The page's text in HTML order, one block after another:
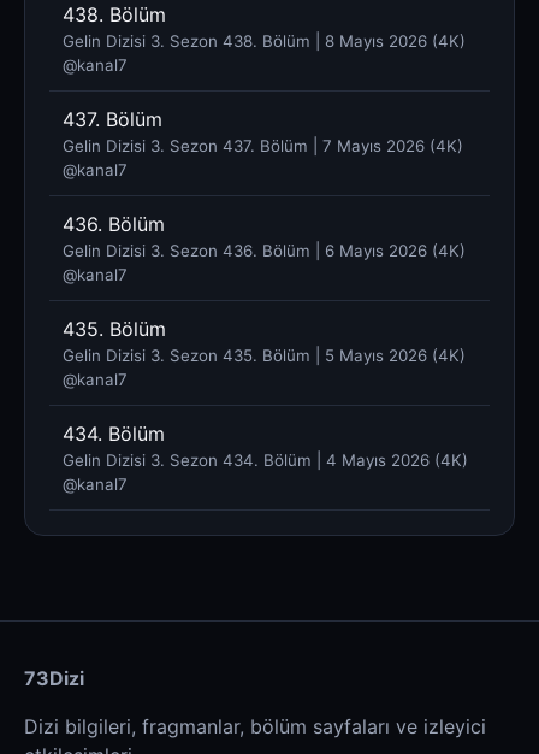
438. Bölüm
Gelin Dizisi 3. Sezon 438. Bölüm | 8 Mayıs 2026 (4K)
@kanal7 ​
437. Bölüm
Gelin Dizisi 3. Sezon 437. Bölüm | 7 Mayıs 2026 (4K)
@kanal7 ​
436. Bölüm
Gelin Dizisi 3. Sezon 436. Bölüm | 6 Mayıs 2026 (4K)
@kanal7 ​
435. Bölüm
Gelin Dizisi 3. Sezon 435. Bölüm | 5 Mayıs 2026 (4K)
@kanal7 ​
434. Bölüm
Gelin Dizisi 3. Sezon 434. Bölüm | 4 Mayıs 2026 (4K)
@kanal7 ​
73Dizi
Dizi bilgileri, fragmanlar, bölüm sayfaları ve izleyici